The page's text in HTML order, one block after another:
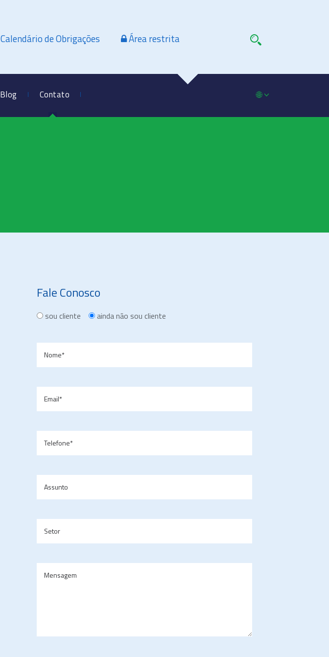
Calendário de Obrigações Área restrita
Blog Contato 🌐
Fale Conosco
sou cliente ainda não sou cliente